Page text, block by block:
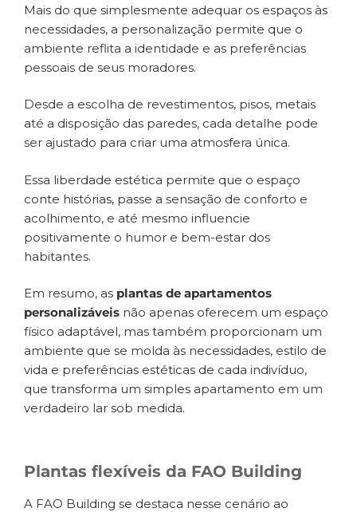
Mais do que simplesmente adequar os espaços às
necessidades, a personalização permite que o
ambiente reflita a identidade e as preferências
pessoais de seus moradores.
Desde a escolha de revestimentos, pisos, metais
até a disposição das paredes, cada detalhe pode
ser ajustado para criar uma atmosfera única.
Essa liberdade estética permite que o espaço
conte histórias, passe a sensação de conforto e
acolhimento, e até mesmo influencie
positivamente o humor e bem-estar dos
habitantes.
Em resumo, as plantas de apartamentos
personalizáveis não apenas oferecem um espaço
físico adaptável, mas também proporcionam um
ambiente que se molda às necessidades, estilo de
vida e preferências estéticas de cada indivíduo,
que transforma um simples apartamento em um
verdadeiro lar sob medida.
Plantas flexíveis da FAO Building
A FAO Building se destaca nesse cenário ao